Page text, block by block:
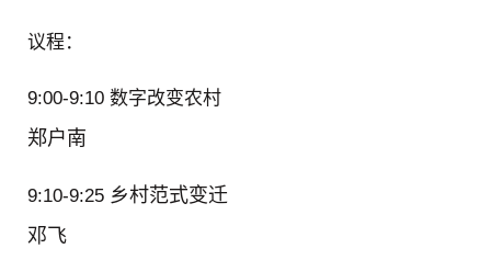
议程：
9:00-9:10 数字改变农村
郑户南
9:10-9:25 乡村范式变迁
邓飞